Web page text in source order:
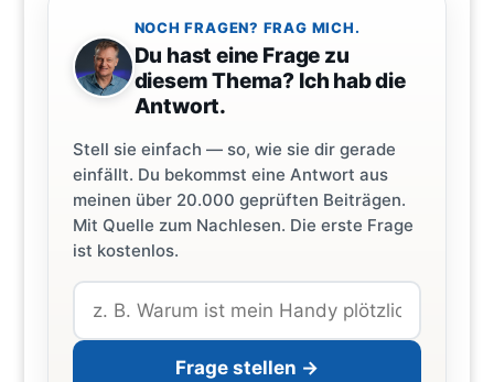
NOCH FRAGEN? FRAG MICH.
Du hast eine Frage zu
diesem Thema? Ich hab die
Antwort.
Stell sie einfach — so, wie sie dir gerade
einfällt. Du bekommst eine Antwort aus
meinen über 20.000 geprüften Beiträgen.
Mit Quelle zum Nachlesen. Die erste Frage
ist kostenlos.
Frage stellen →